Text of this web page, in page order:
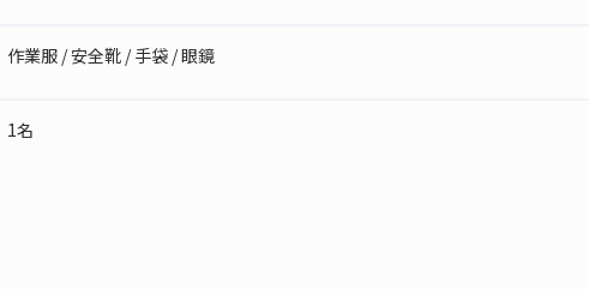
作業服 / 安全靴 / 手袋 / 眼鏡
1名